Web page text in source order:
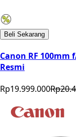
Beli Sekarang
Canon RF 100mm
Resmi
Rp19.999.000